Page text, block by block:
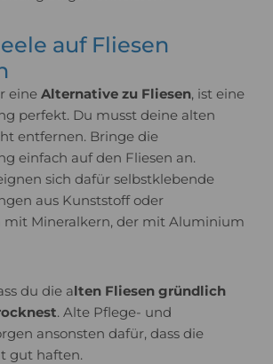
auf Fliesen
eine Alternative zu Fliesen, ist eine
perfekt. Du musst deine alten
entfernen. Bringe die
einfach auf den Fliesen an.
sich dafür selbstklebende
aus Kunststoff oder
mit Mineralkern, der mit Aluminium
du die alten Fliesen gründlich
. Alte Pflege- und
ansonsten dafür, dass die
gut haften.